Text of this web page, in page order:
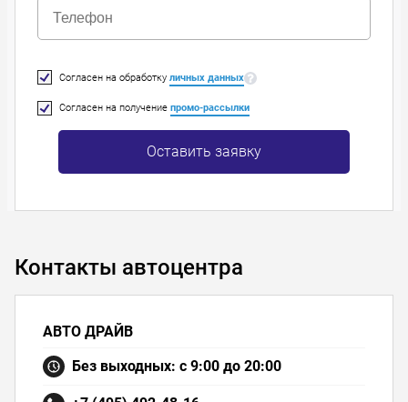
Согласен на обработку личных данных
Согласен на получение промо-рассылки
Оставить заявку
Контакты автоцентра
АВТО ДРАЙВ
Без выходных: с 9:00 до 20:00